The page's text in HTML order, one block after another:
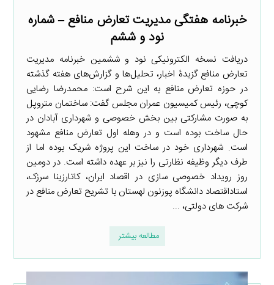
خبرنامه هفتگی مدیریت تعارض منافع – شماره
نود و ششم
دریافت نسخه الکترونیکی نود و ششمین خبرنامه مدیریت
تعارض منافع گزیدۀ اخبار، تحلیل‌ها و گزارش‌های هفته گذشته
در حوزه تعارض منافع به این شرح است: محمدرضا رضایی
کوچی، رئیس کمیسیون عمران مجلس گفت: ساختمان متروپل
به صورت مشارکتی بین بخش خصوصی و شهرداری آبادان در
حال ساخت بوده است و در وهله اول تعارض منافع مشهود
است. شهرداری خود در ساخت این پروژه شریک بوده اما از
طرف دیگر وظیفه نظارتی را نیز بر عهده داشته است. در دومین
روز رویداد خصوصی سازی در اقصاد ایران، کاتارزینا سرزک،
استاداقتصاد دانشگاه پوزنون لهستان با تشریح تعارض منافع در
شرکت های دولتی، ...
مطالعه بیشتر